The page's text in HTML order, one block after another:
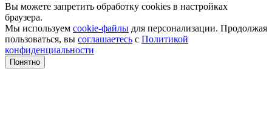
Вы можете запретить обработку cookies в настройках
браузера.
Мы используем cookie-файлы для персонализации. Продолжая
пользоваться, вы соглашаетесь с Политикой
конфиденциальности
Понятно